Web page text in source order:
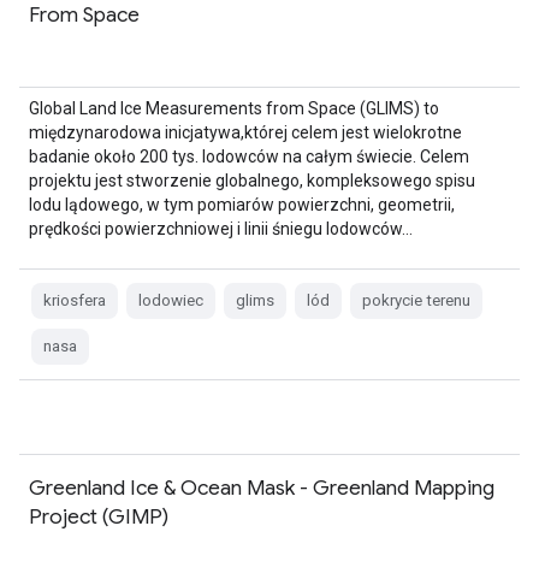
From Space
Global Land Ice Measurements from Space (GLIMS) to
międzynarodowa inicjatywa,której celem jest wielokrotne
badanie około 200 tys. lodowców na całym świecie. Celem
projektu jest stworzenie globalnego, kompleksowego spisu
lodu lądowego, w tym pomiarów powierzchni, geometrii,
prędkości powierzchniowej i linii śniegu lodowców…
kriosfera lodowiec glims lód pokrycie terenu
nasa
Greenland Ice & Ocean Mask - Greenland Mapping
Project (GIMP)